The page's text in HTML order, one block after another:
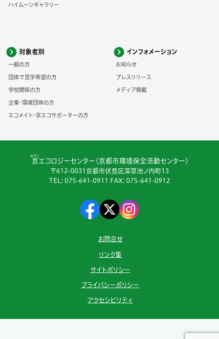
ハイムーンギャラリー
対象者別
一般の方
団体で見学希望の方
学校関係の方
企業・環境団体の方
エコメイト・京エコサポーターの方
インフォメーション
お知らせ
プレスリリース
メディア掲載
京
みやこ
エコロジーセンター（京都市環境保全活動センター）
〒612-0031京都市伏見区深草池ノ内町13
TEL: 075-641-0911 FAX: 075-641-0912
お問合せ
リンク集
サイトポリシー
プライバシーポリシー
アクセシビリティ